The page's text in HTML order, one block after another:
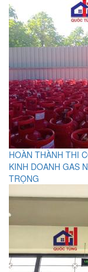
HOÀN THÀNH THI
KINH DOANH GAS
TRỌNG